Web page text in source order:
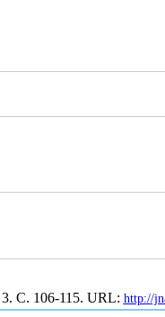
С. 106-115. URL: http://